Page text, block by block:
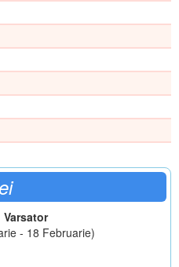
Varsator
- 18 Februarie)